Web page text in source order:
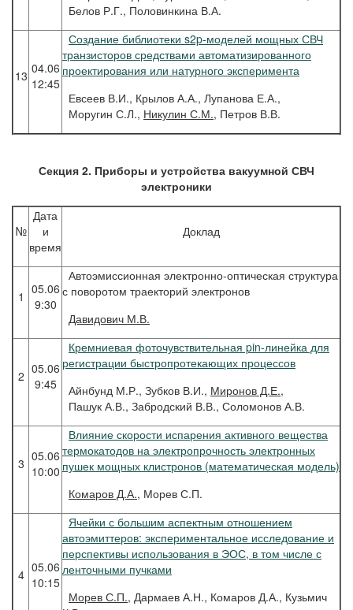
Белов Р.Г., Половинкина В.А.
13 04.06
12:45
Создание библиотеки s2p-моделей мощных СВЧ
транзисторов средствами автоматизированного
проектирования или натурного эксперимента
Евсеев В.И., Крылов А.А., Лупанова Е.А.,
Моругин С.Л., Никулин С.М., Петров В.В.
Секция 2. Приборы и устройства вакуумной СВЧ
электроники
№
Дата
и
время
Доклад
1 05.06
9:30
Автоэмиссионная электронно-оптическая структура
с поворотом траекторий электронов
Давидович М.В.
2 05.06
9:45
Кремниевая фоточувствительная pin-линейка для
регистрации быстропротекающих процессов
Айнбунд М.Р., Зубков В.И., Миронов Д.Е.,
Пашук А.В., Забродский В.В., Соломонов А.В.
3 05.06
10:00
Влияние скорости испарения активного вещества
термокатодов на электропрочность электронных
пушек мощных клистронов (математическая модель)
Комаров Д.А., Морев С.П.
4 05.06
10:15
Ячейки с большим аспектным отношением
автоэмиттеров: экспериментальное исследование и
перспективы использования в ЭОС, в том числе с
ленточными пучками
Морев С.П., Дармаев А.Н., Комаров Д.А., Кузьмич